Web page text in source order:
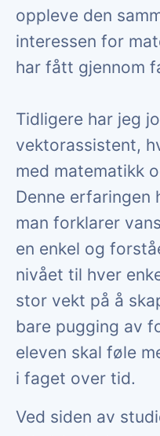
oppleve den
interessen for
har fått gjennom
Tidligere har jeg
vektorassistent,
med matematikk
Denne
man forklarer
en enkel og
nivået til hver
stor vekt på å
bare pugging av
eleven skal føle
i faget over tid.
Ved siden av